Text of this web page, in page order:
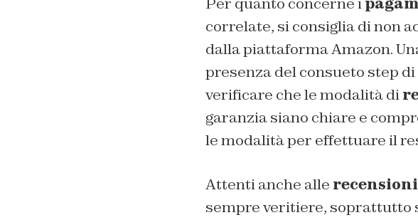
Per quanto concerne i
correlate, si consiglia di non
dalla piattaforma Amazon.
presenza del consueto step
verificare che le modalità di
garanzia siano chiare e
le modalità per effettuare il
Attenti anche alle recensioni
sempre veritiere, soprattutto